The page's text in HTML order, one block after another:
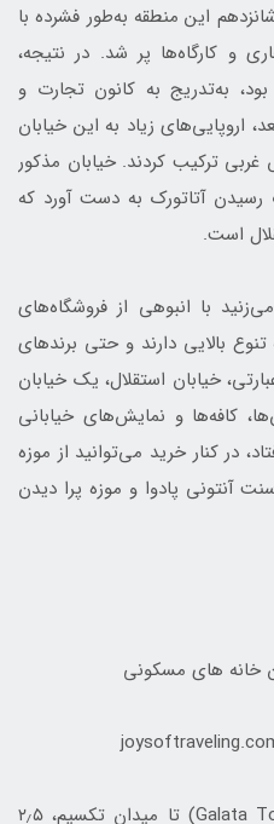
این منطقه به‌طور فشرده با
و کارگاه‌ها پر شد. در نتیجه،
به‌تدریج به کانون تجارت و
اروپایی‌های زیاد به این خیابان
ترکیب کردند. خیابان مذکور
آتاتورک به دست آورد که
با انبوهی از فروشگاه‌های
بالایی دارند و حتی برندهای
خیابان استقلال، یک خیابان
کافه‌ها و نمایش‌های خیابانی
در کنار خرید می‌توانید از موزه
آنتونی پادوا و موزه پرا دیدن
با وجود اینکه «برج گالاتا» (Galata Tower) تا میدان تکسیم، ۲٫۵